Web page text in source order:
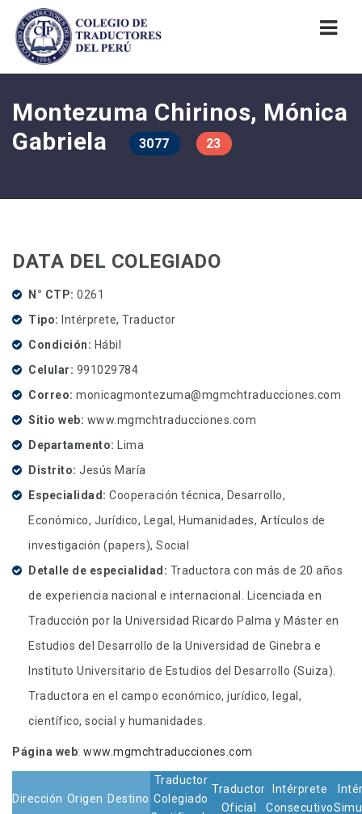
Montezuma Chirinos, Mónica
Gabriela
3077 23
DATA DEL COLEGIADO
N° CTP 0261
Tipo Intérprete, Traductor
Condición
Hábil
Celular
991029784
Correo monicagmontezuma@mgmchtraducciones.com
Sitio web www.mgmchtraducciones.com
Departamento Lima
Distrito Jesús María
Especialidad Cooperación técnica, Desarrollo,
Económico, Jurídico, Legal, Humanidades, Artículos de
investigación (papers), Social
Detalle de especialidad
Traductora con más de 20 años
de experiencia nacional e internacional. Licenciada en
Traducción por la Universidad Ricardo Palma y Máster en
Estudios del Desarrollo de la Universidad de Ginebra e
Instituto Universitario de Estudios del Desarrollo (Suiza).
Traductora en el campo económico, jurídico, legal,
científico, social y humanidades.
Página web: www.mgmchtraducciones.com
Dirección Origen Destino
Traductor
Colegiado
Traductor
Oficial
Intérprete
Consecutivo